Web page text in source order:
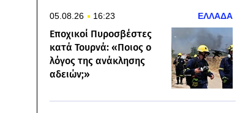
05.08.26 16:23 ΕΛΛΑΔΑ
Εποχικοί Πυροσβέστες
κατά Τουρνά: «Ποιος ο
λόγος της ανάκλησης
αδειών;»